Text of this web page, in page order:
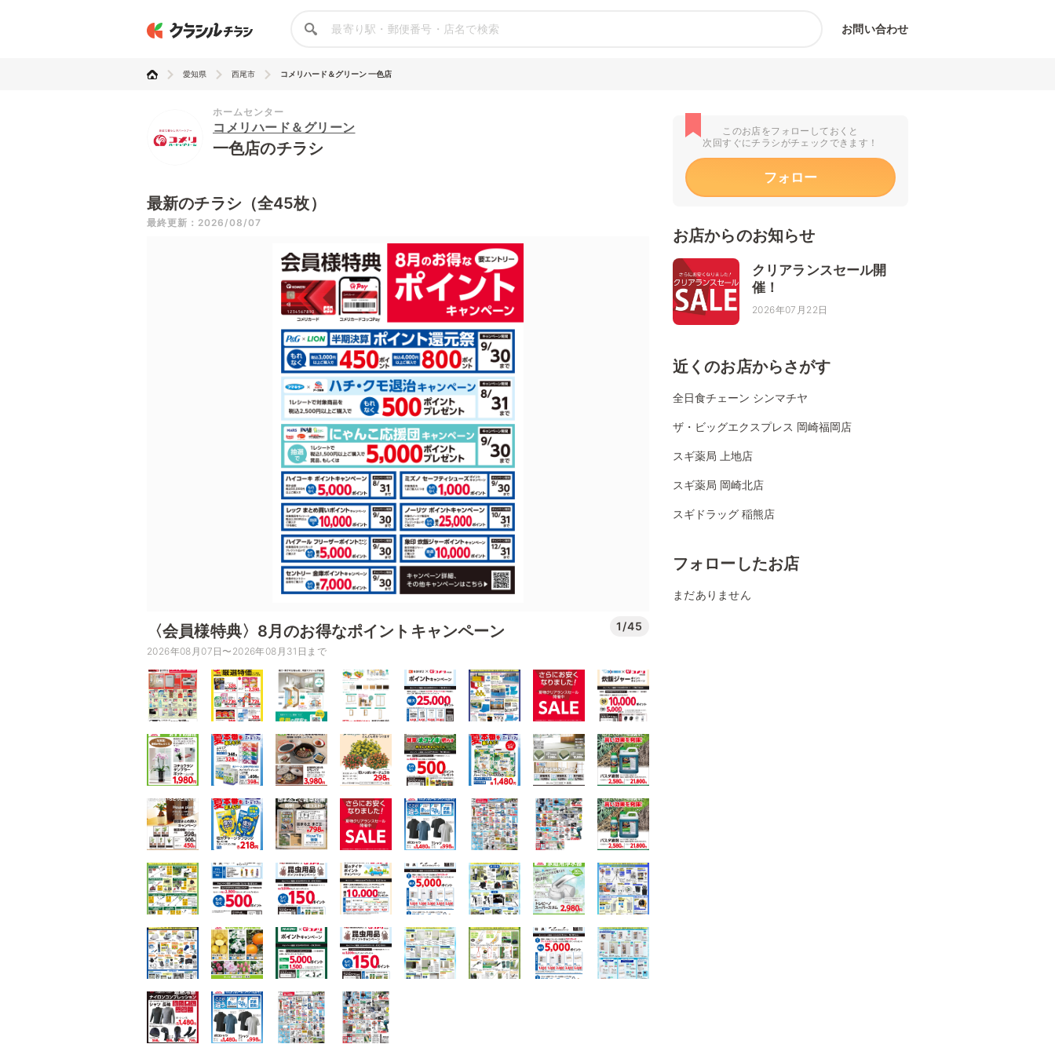
お問い合わせ
愛知県 西尾市 コメリハード＆グリーン 一色店
ホームセンター
コメリハード＆グリーン
一色店のチラシ
最新のチラシ（全45枚）
最終更新：2026/08/07
〈会員様特典〉8月のお得なポイントキャンペーン 1/45
2026年08月07日〜2026年08月31日まで
このお店をフォローしておくと
次回すぐにチラシがチェックできます！
フォロー
お店からのお知らせ
クリアランスセール開
催！
2026年07月22日
近くのお店からさがす
全日食チェーン シンマチヤ
ザ・ビッグエクスプレス 岡崎福岡店
スギ薬局 上地店
スギ薬局 岡崎北店
スギドラッグ 稲熊店
フォローしたお店
まだありません